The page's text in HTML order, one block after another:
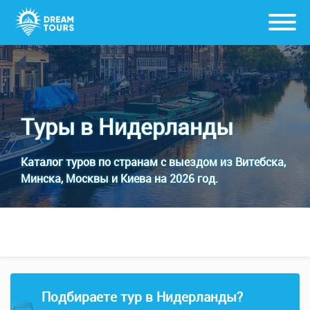
Туры в Нидерланды
Каталог туров по странам с выездом из Витебска,
Минска, Москвы и Киева на 2026 год.
Подбираете тур в Нидерланды?